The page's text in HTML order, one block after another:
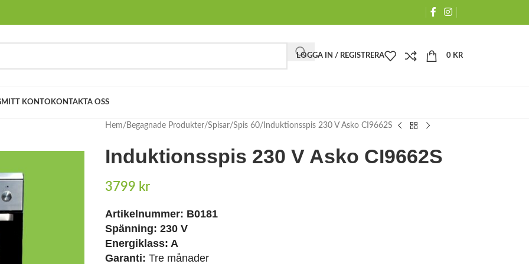
LOGGA IN / REGISTRERA 0 KR
MITT KONTO KONTAKTA OSS
Hem Begagnade Produkter Spisar Spis 60 Induktionsspis 230 V Asko CI9662S
Induktionsspis 230 V Asko CI9662S
3799 kr
Artikelnummer: B0181
Spänning: 230 V
Energiklass: A
Garanti: Tre månader